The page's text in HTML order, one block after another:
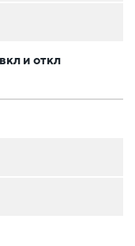
и откл